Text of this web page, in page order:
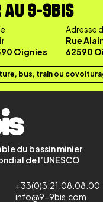
9-9BIS
Oignies
Adresse
Rue
62590
bus, train ou
du bassin minier
de l’UNESCO
+33(0)3.21.08.08.00
info@9-9bis.com